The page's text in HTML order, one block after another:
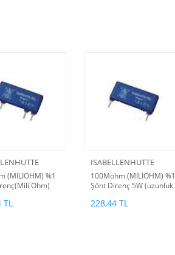
(MİLİOHM) %1
Ohm)
15mm)
TL
ISABELLENHUTTE
100Mohm (MİLİOHM) %1
Şönt Direnç 5W (uzunluk
228,44 TL